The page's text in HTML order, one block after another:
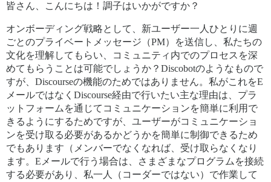
皆さん、こんにちは！調子はいかがですか？
オンボーディング戦略として、新ユーザー一人ひとりに週
ごとのプライベートメッセージ（PM）を送信し、私たちの
文化を理解してもらい、コミュニティ内でのプロセスを深
めてもらうことは可能でしょうか？Discobotのようなもので
すが、Discourseの機能のためではありません。私がこれをE
メールではなくDiscourse経由で行いたい主な理由は、プラ
ットフォームを通じてコミュニケーションを簡単に利用で
きるようにするためですが、ユーザーがコミュニケーショ
ンを受け取る必要があるかどうかを簡単に制御できるため
でもあります（メンバーでなくなれば、受け取らなくなり
ます。Eメールで行う場合は、さまざまなプログラムを接続
する必要があり、私一人（コーダーではない）で作業して